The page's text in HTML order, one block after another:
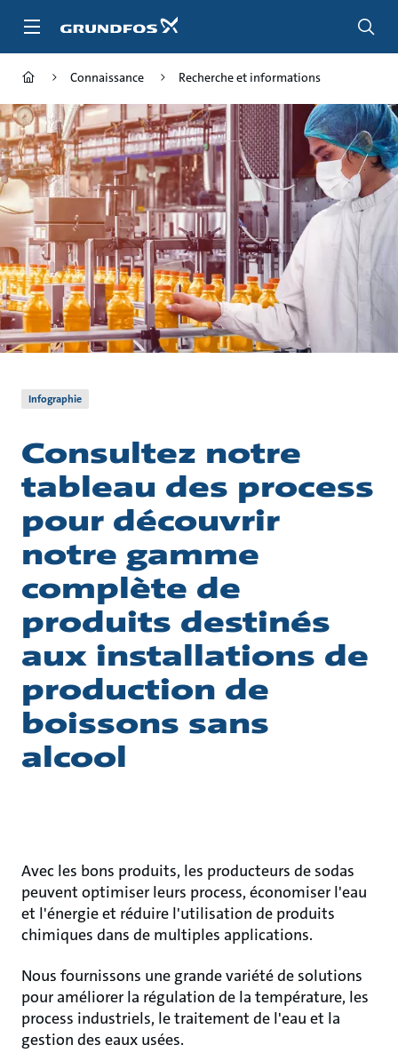
Connaissance Recherche et informations
Infographie
Consultez notre
tableau des process
pour découvrir
notre gamme
complète de
produits destinés
aux installations de
production de
boissons sans
alcool
Avec les bons produits, les producteurs de sodas
peuvent optimiser leurs process, économiser l'eau
et l'énergie et réduire l'utilisation de produits
chimiques dans de multiples applications.
Nous fournissons une grande variété de solutions
pour améliorer la régulation de la température, les
process industriels, le traitement de l'eau et la
gestion des eaux usées.